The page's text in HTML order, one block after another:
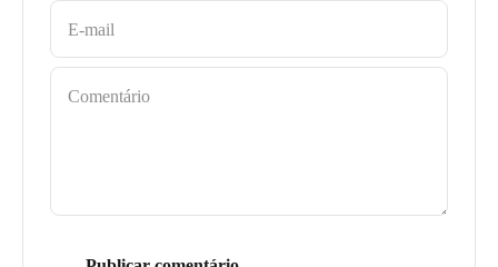
E-mail
Comentário